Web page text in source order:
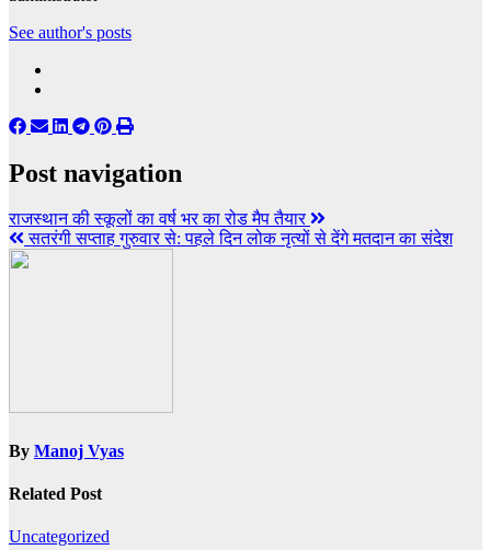
See author's posts
Post navigation
राजस्थान की स्कूलों का वर्ष भर का रोड मैप तैयार
सतरंगी सप्ताह गुरुवार से: पहले दिन लोक नृत्यों से देंगे मतदान का संदेश
By Manoj Vyas
Related Post
Uncategorized